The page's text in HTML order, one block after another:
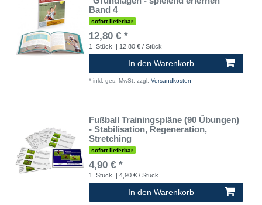
Band 4
sofort lieferbar
12,80 € *
1 Stück | 12,80 € / Stück
In den Warenkorb
* inkl. ges. MwSt. zzgl. Versandkosten
Fußball Trainingspläne (90 Übungen)
- Stabilisation, Regeneration,
Stretching
sofort lieferbar
4,90 € *
1 Stück | 4,90 € / Stück
In den Warenkorb